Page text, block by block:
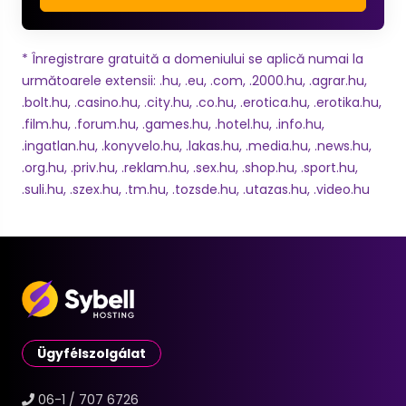
* Înregistrare gratuită a domeniului se aplică numai la
următoarele extensii: .hu, .eu, .com, .2000.hu, .agrar.hu,
.bolt.hu, .casino.hu, .city.hu, .co.hu, .erotica.hu, .erotika.hu,
.film.hu, .forum.hu, .games.hu, .hotel.hu, .info.hu,
.ingatlan.hu, .konyvelo.hu, .lakas.hu, .media.hu, .news.hu,
.org.hu, .priv.hu, .reklam.hu, .sex.hu, .shop.hu, .sport.hu,
.suli.hu, .szex.hu, .tm.hu, .tozsde.hu, .utazas.hu, .video.hu
Ügyfélszolgálat
06-1 / 707 6726